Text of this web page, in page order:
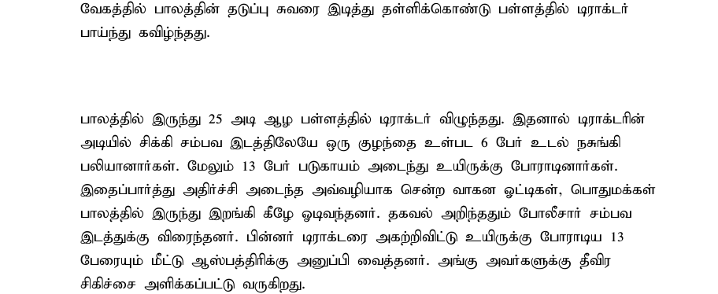
வேகத்தில் பாலத்தின் தடுப்பு சுவரை இடித்து தள்ளிக்கொண்டு பள்ளத்தில் டிராக்டர்
பாய்ந்து கவிழ்ந்தது.
பாலத்தில் இருந்து 25 அடி ஆழ பள்ளத்தில் டிராக்டர் விழுந்தது. இதனால் டிராக்டரின்
அடியில் சிக்கி சம்பவ இடத்திலேயே ஒரு குழந்தை உள்பட 6 பேர் உடல் நசுங்கி
பலியானார்கள். மேலும் 13 பேர் படுகாயம் அடைந்து உயிருக்கு போராடினார்கள்.
இதைப்பார்த்து அதிர்ச்சி அடைந்த அவ்வழியாக சென்ற வாகன ஓட்டிகள், பொதுமக்கள்
பாலத்தில் இருந்து இறங்கி கீழே ஓடிவந்தனர். தகவல் அறிந்ததும் போலீசார் சம்பவ
இடத்துக்கு விரைந்தனர். பின்னர் டிராக்டரை அகற்றிவிட்டு உயிருக்கு போராடிய 13
பேரையும் மீட்டு ஆஸ்பத்திரிக்கு அனுப்பி வைத்தனர். அங்கு அவர்களுக்கு தீவிர
சிகிச்சை அளிக்கப்பட்டு வருகிறது.